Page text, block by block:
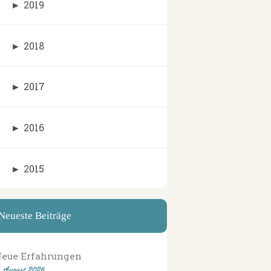
► 2019
► 2018
► 2017
► 2016
► 2015
Beiträge
Erfahrungen